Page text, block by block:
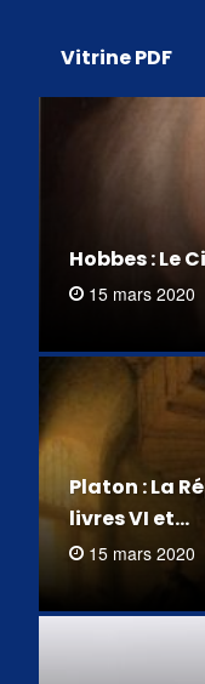
Vitrine PDF
Hobbes : Le
15 mars 2020
Platon : La
livres VI et…
15 mars 2020